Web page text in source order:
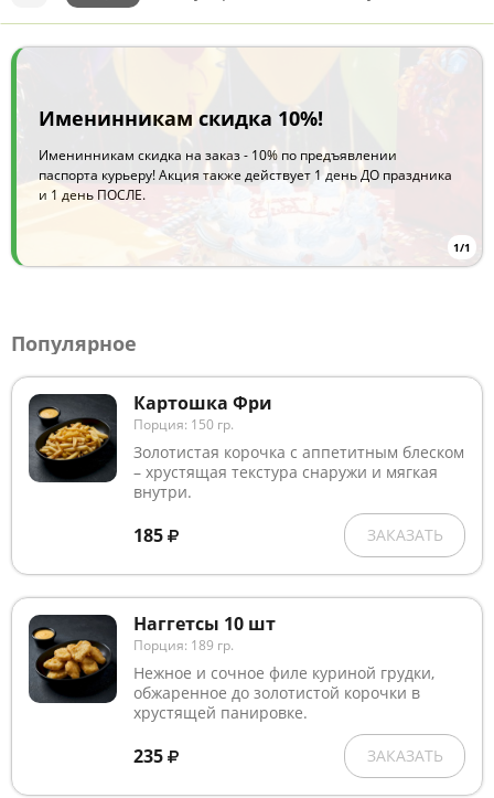
Меню
Тай
Именинникам скидка 10%!
Именинникам скидка на заказ - 10% по предъявлении
паспорта курьеру! Акция также действует 1 день ДО праздника
и 1 день ПОСЛЕ.
1/1
Популярное
Картошка Фри
Порция: 150 гр.
Золотистая корочка с аппетитным блеском
– хрустящая текстура снаружи и мягкая
внутри.
185 ЗАКАЗАТЬ
Наггетсы 10 шт
Порция: 189 гр.
Нежное и сочное филе куриной грудки,
обжаренное до золотистой корочки в
хрустящей панировке.
235 ЗАКАЗАТЬ